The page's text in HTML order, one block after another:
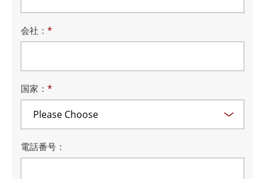
会社：*
国家：*
電話番号：